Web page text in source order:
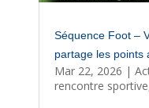
Séquence Foot –
partage les points
Mar 22, 2026 |
rencontre sportive